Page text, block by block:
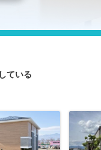
ている